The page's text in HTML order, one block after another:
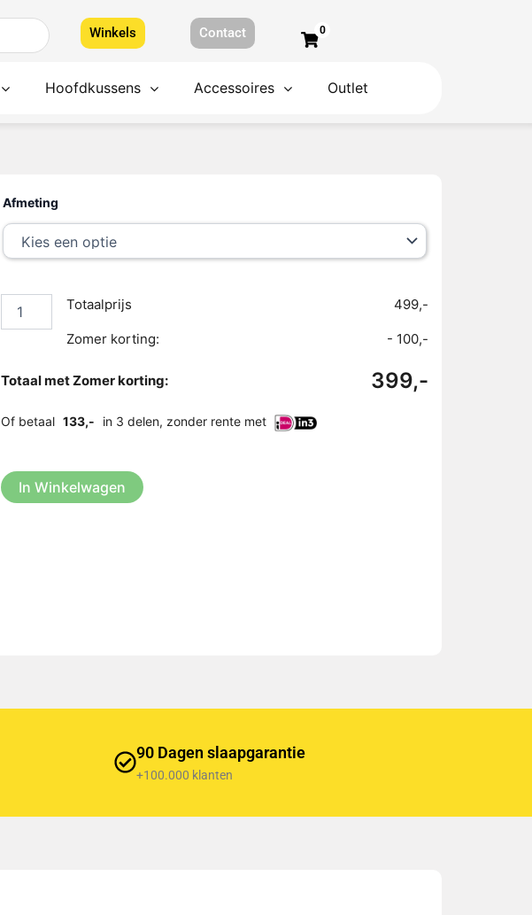
Winkels Contact 0
Hoofdkussens Accessoires Outlet
Afmeting
Combi
-
matras
Totaalprijs 499,-
Zomer korting: - 100,-
Totaal met Zomer korting: 399,-
Of betaal 133,- in 3 delen, zonder rente met
In Winkelwagen
90 Dagen slaapgarantie
+100.000 klanten